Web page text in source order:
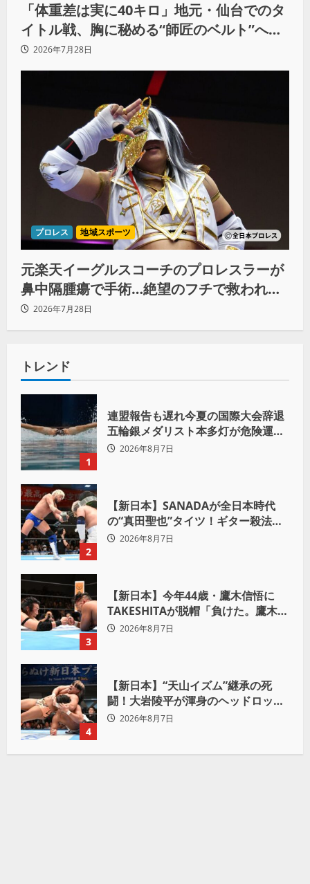
「体重差は実に40キロ」地元・仙台でのタ
イトル戦、胸に秘める“師匠のベルト”への
想いと同期決戦への決意
2026年7月28日
プロレス 地域スポーツ
元楽天イーグルスコーチのプロレスラーが
鼻中隔腫瘍で手術…絶望のフチで救われた
リーダーの言葉
2026年7月28日
トレンド
1
連盟報告も遅れ今夏の国際大会辞退
五輪銀メダリスト本多灯が危険運転
致傷で起訴
2026年8月7日
2
【新日本】SANADAが全日本時代
の“真田聖也”タイツ！ギター殺法で
Yuto-IceをKO「俺と闘う時は考え
2026年8月7日
3
【新日本】今年44歳・鷹木信悟に
TAKESHITAが脱帽「負けた。鷹木信
悟、強いわ！」
2026年8月7日
4
【新日本】“天山イズム”継承の死
闘！大岩陵平が渾身のヘッドロック
で後藤洋央紀からタップ奪取 執念の
2026年8月7日